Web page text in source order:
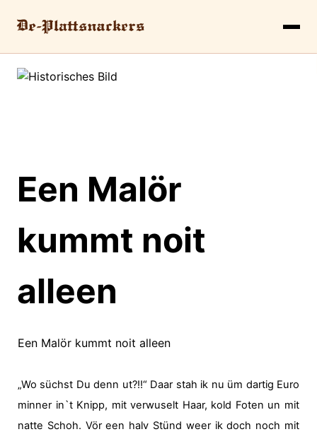
Een Malör
kummt noit
alleen
Een Malör kummt noit alleen
„Wo süchst Du denn ut?!!“ Daar stah ik nu üm dartig Euro
minner in`t Knipp, mit verwuselt Haar, kold Foten un mit
natte Schoh. Vör een halv Stünd weer ik doch noch mit